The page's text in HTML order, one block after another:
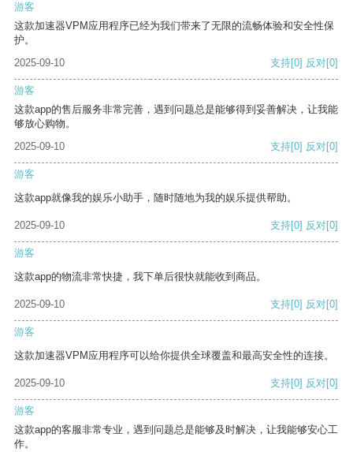
游客
这款加速器VPM应用程序已经为我们带来了无限的流畅体验和安全性保
护。
2025-09-10
支持[0] 反对[0]
游客
这款app的售后服务非常完善，遇到问题总是能够得到妥善解决，让我能
够放心购物。
2025-09-10
支持[0] 反对[0]
游客
这款app就像我的娱乐小助手，随时随地为我的娱乐提供帮助。
2025-09-10 支持[0] 反对[0]
游客
这款app的物流非常快捷，我下单后很快就能收到商品。
2025-09-10 支持[0] 反对[0]
游客
这款加速器VPM应用程序可以给你提供全球覆盖和最高安全性的连接。
2025-09-10 支持[0] 反对[0]
游客
这款app的客服非常专业，遇到问题总是能够及时解决，让我能够安心工
作。